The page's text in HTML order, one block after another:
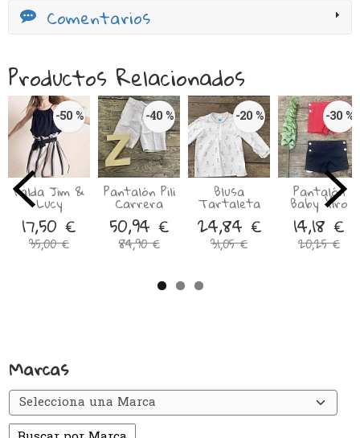
Marcas
Comentarios
Productos Relacionados
-50 %
Falda Jim &
Lucy
17,50 €
35,00 €
-40 %
Pantalón Pili
Carrera
50,94 €
84,90 €
-20 %
Blusa
Tartaleta
24,84 €
31,05 €
-30 %
Pantalón
Baby Yiro
14,18 €
20,25 €